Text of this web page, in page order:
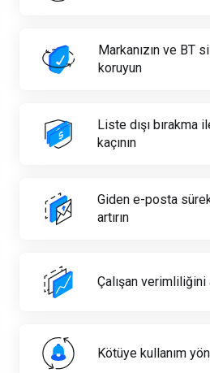
Markanızın ve BT
koruyun
Liste dışı
kaçının
Giden e-posta
artırın
Çalışan verimliliğini
Kötüye kullanım